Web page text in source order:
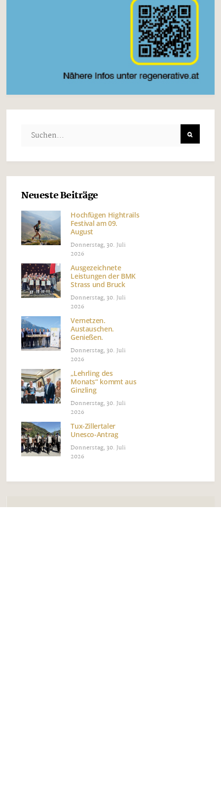
Neueste Beiträge
Hochfügen Hightrails
Festival am 09.
August
Donnerstag, 30. Juli
2026
Ausgezeichnete
Leistungen der BMK
Strass und Bruck
Donnerstag, 30. Juli
2026
Vernetzen.
Austauschen.
Genießen.
Donnerstag, 30. Juli
2026
„Lehrling des
Monats“ kommt aus
Ginzling
Donnerstag, 30. Juli
2026
Tux-Zillertaler
Unesco-Antrag
Donnerstag, 30. Juli
2026